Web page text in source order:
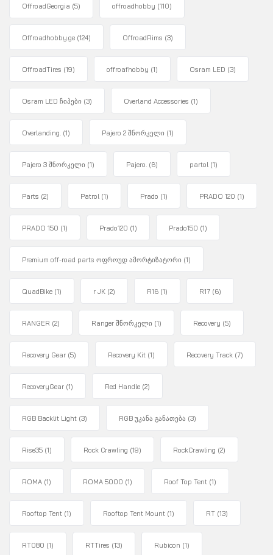
OffroadGeorgia (5) offroadhobby (110)
Offroadhobby.ge (124) OffroadRims (3)
OffroadTires (19) offroafhobby (1) Osram LED (3)
Osram LED ჩიპები (3) Overland Accessories (1)
Overlanding. (1) Pajero 2 შნორკელი (1)
Pajero 3 შნორკელი (1) Pajero. (6) partol (1)
Parts (2) Patrol (1) Prado (1) PRADO 120 (1)
PRADO 150 (1) Prado120 (1) Prado150 (1)
Premium off-road parts ოფროუდ ამორტიზატორი (1)
QuadBike (1) r JK (2) R16 (1) R17 (6)
RANGER (2) Ranger შნორკელი (1) Recovery (5)
Recovery Gear (5) Recovery Kit (1) Recovery Track (7)
RecoveryGear (1) Red Handle (2)
RGB Backlit Light (3) RGB უკანა განათება (3)
Rise35 (1) Rock Crawling (19) RockCrawling (2)
ROMA (1) ROMA 5000 (1) Roof Top Tent (1)
Rooftop Tent (1) Rooftop Tent Mount (1) RT (13)
RT080 (1) RTTires (13) Rubicon (1)